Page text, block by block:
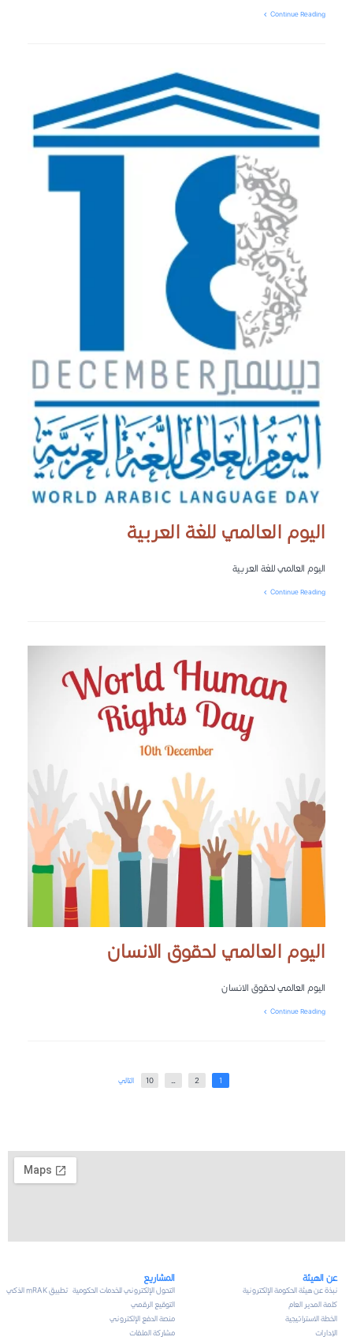
Continue Reading
اليوم العالمي للغة العربية
اليوم العالمي للغة العربية
Continue Reading
اليوم العالمي لحقوق الانسان
اليوم العالمي لحقوق الانسان
Continue Reading
1
2
…
10 التالي
عن الهيئة
نبذة عن هيئة الحكومة الإلكترونية
كلمة المدير العام
الخطة الاستراتيجية
الإدارات
المشاريع
التحول الإلكتروني للخدمات الحكومية تطبيق mRAK الذكي
التوقيع الرقمي
منصة الدفع الإلكتروني
مشاركة الملفات